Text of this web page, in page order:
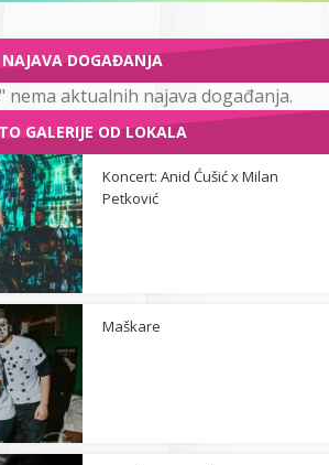
NAJAVA DOGAĐANJA
nema aktualnih najava događanja.
GALERIJE OD LOKALA
Koncert: Anid Ćušić x Milan
Petković
Maškare